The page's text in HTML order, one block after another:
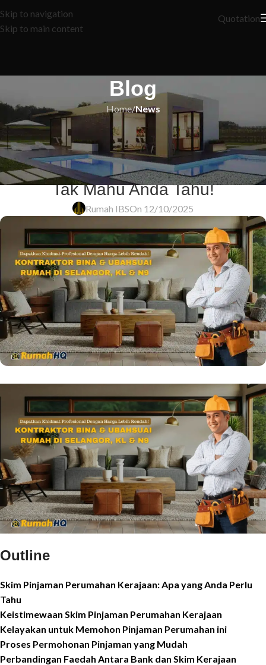
Skip to navigation
Skip to main content
Quotation
Blog
Home/News
NEWS
10 Rahsia Skim Pinjaman
Perumahan Kerajaan yang Bank
Tak Mahu Anda Tahu!
Rumah IBSOn 12/10/2025
Outline
Skim Pinjaman Perumahan Kerajaan: Apa yang Anda Perlu
Tahu
Keistimewaan Skim Pinjaman Perumahan Kerajaan
Kelayakan untuk Memohon Pinjaman Perumahan ini
Proses Permohonan Pinjaman yang Mudah
Perbandingan Faedah Antara Bank dan Skim Kerajaan